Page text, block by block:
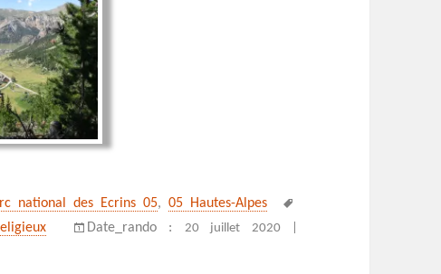
national des Ecrins 05, 05 Hautes-Alpes
Date_rando : 20 juillet 2020 |